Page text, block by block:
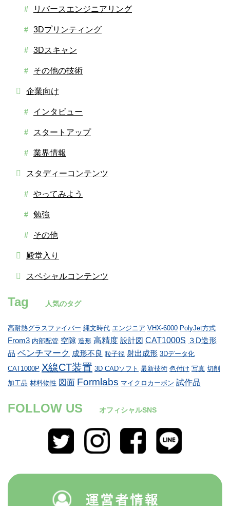
リバースエンジニアリング
3Dプリンティング
3Dスキャン
その他の技術
企業向け
インタビュー
スタートアップ
業界情報
スタディーコンテンツ
やってみよう
勉強
その他
殿堂入り
スペシャルコンテンツ
Tag 人気のタグ
高耐熱グラスファイバー 縄文時代 エンジニア VHX-6000 PolyJet方式
From3 内部配管 空隙 造形 高精度 設計図 CAT1000S ３D造形
品 ベンチマーク 成形不良 粒子径 射出成形 3Dデータ化
CAT1000P X線CT装置 3D CADソフト 最新技術 色付け 写真 切削
加工品 材料物性 図面 Formlabs マイクロカーボン 試作品
FOLLOW US オフィシャルSNS